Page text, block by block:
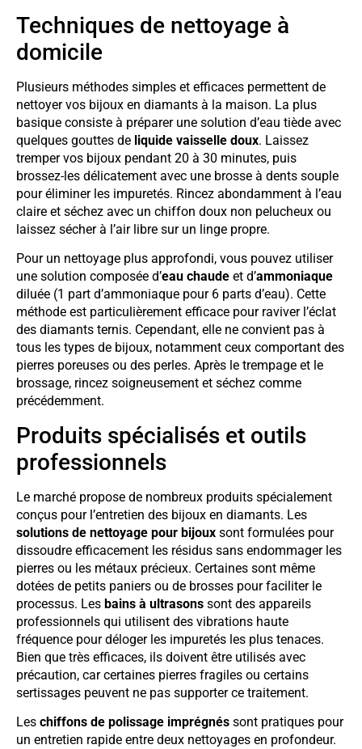
Techniques de nettoyage à
domicile
Plusieurs méthodes simples et efficaces permettent de
nettoyer vos bijoux en diamants à la maison. La plus
basique consiste à préparer une solution d’eau tiède avec
quelques gouttes de liquide vaisselle doux. Laissez
tremper vos bijoux pendant 20 à 30 minutes, puis
brossez-les délicatement avec une brosse à dents souple
pour éliminer les impuretés. Rincez abondamment à l’eau
claire et séchez avec un chiffon doux non pelucheux ou
laissez sécher à l’air libre sur un linge propre.
Pour un nettoyage plus approfondi, vous pouvez utiliser
une solution composée d’eau chaude et d’ammoniaque
diluée (1 part d’ammoniaque pour 6 parts d’eau). Cette
méthode est particulièrement efficace pour raviver l’éclat
des diamants ternis. Cependant, elle ne convient pas à
tous les types de bijoux, notamment ceux comportant des
pierres poreuses ou des perles. Après le trempage et le
brossage, rincez soigneusement et séchez comme
précédemment.
Produits spécialisés et outils
professionnels
Le marché propose de nombreux produits spécialement
conçus pour l’entretien des bijoux en diamants. Les
solutions de nettoyage pour bijoux sont formulées pour
dissoudre efficacement les résidus sans endommager les
pierres ou les métaux précieux. Certaines sont même
dotées de petits paniers ou de brosses pour faciliter le
processus. Les bains à ultrasons sont des appareils
professionnels qui utilisent des vibrations haute
fréquence pour déloger les impuretés les plus tenaces.
Bien que très efficaces, ils doivent être utilisés avec
précaution, car certaines pierres fragiles ou certains
sertissages peuvent ne pas supporter ce traitement.
Les chiffons de polissage imprégnés sont pratiques pour
un entretien rapide entre deux nettoyages en profondeur.